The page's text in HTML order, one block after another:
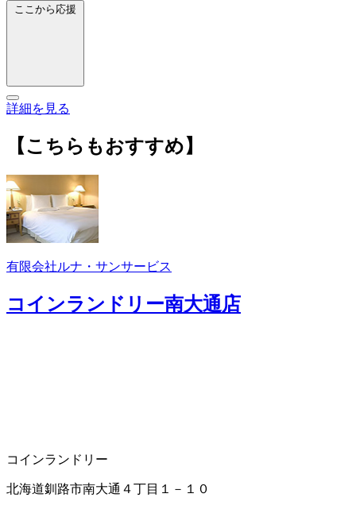
ここから応援
詳細を見る
【こちらもおすすめ】
有限会社ルナ・サンサービス
コインランドリー南大通店
コインランドリー
北海道釧路市南大通４丁目１－１０